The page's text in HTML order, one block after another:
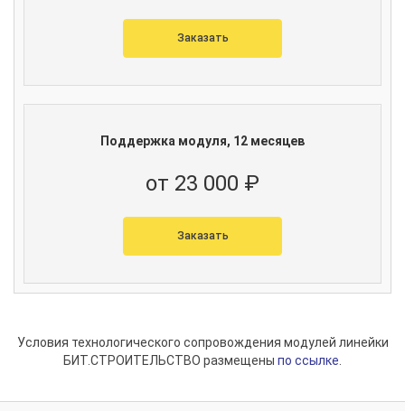
Заказать
Поддержка модуля, 12 месяцев
от 23 000 ₽
Заказать
Условия технологического сопровождения модулей линейки
БИТ.СТРОИТЕЛЬСТВО размещены по ссылке.